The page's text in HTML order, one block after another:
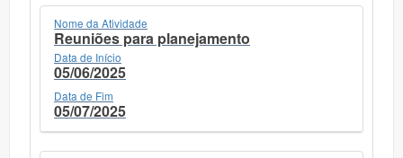
Nome da Atividade
Reuniões para planejamento
Data de Início
05/06/2025
Data de Fim
05/07/2025